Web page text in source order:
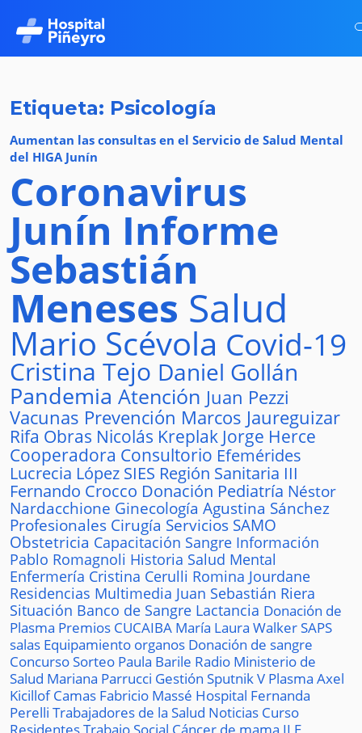
Etiqueta: Psicología
Aumentan las consultas en el Servicio de Salud Mental
del HIGA Junín
Coronavirus
Junín Informe
Sebastián
Meneses Salud
Mario Scévola Covid-19
Cristina Tejo Daniel Gollán
Pandemia Atención Juan Pezzi
Vacunas Prevención Marcos Jaureguizar
Rifa Obras Nicolás Kreplak Jorge Herce
Cooperadora Consultorio Efemérides
Lucrecia López SIES Región Sanitaria III
Fernando Crocco Donación Pediatría Néstor
Nardacchione Ginecología Agustina Sánchez
Profesionales Cirugía Servicios SAMO
Obstetricia Capacitación Sangre Información
Pablo Romagnoli Historia Salud Mental
Enfermería Cristina Cerulli Romina Jourdane
Residencias Multimedia Juan Sebastián Riera
Situación Banco de Sangre Lactancia Donación de
Plasma Premios CUCAIBA María Laura WalkerSAPS
salas Equipamiento organos Donación de sangre
ConcursoSorteo Paula Barile Radio Ministerio de
Salud Mariana Parrucci Gestión Sputnik V Plasma Axel
KicillofCamas Fabricio Massé Hospital Fernanda
Perelli Trabajadores de la Salud Noticias Curso